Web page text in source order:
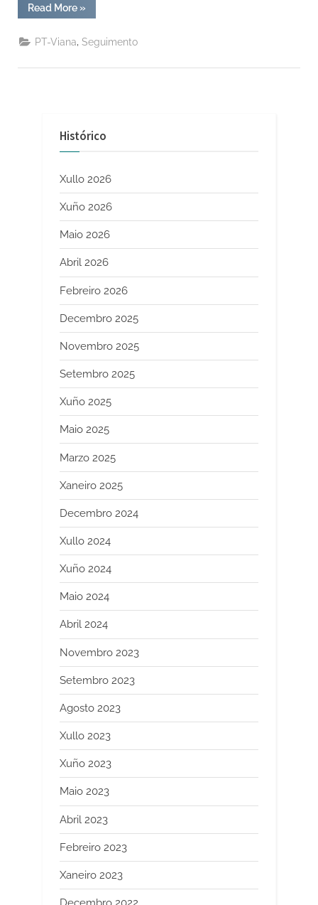
Read More“1SMR
na
de
Viana
2025”
»
PT-Viana Seguimento
Histórico
Xullo 2026
Xuño 2026
Maio 2026
Abril 2026
Febreiro 2026
Decembro 2025
Novembro 2025
Setembro 2025
Xuño 2025
Maio 2025
Marzo 2025
Xaneiro 2025
Decembro 2024
Xullo 2024
Xuño 2024
Maio 2024
Abril 2024
Novembro 2023
Setembro 2023
Agosto 2023
Xullo 2023
Xuño 2023
Maio 2023
Abril 2023
Febreiro 2023
Xaneiro 2023